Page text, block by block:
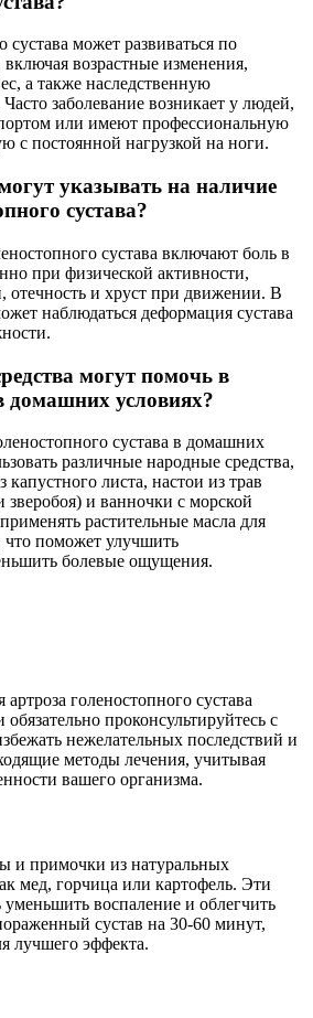
сустава может развиваться по
возрастные изменения,
а также наследственную
заболевание возникает у людей,
или имеют профессиональную
с постоянной нагрузкой на ноги.
указывать на наличие
сустава?
сустава включают боль в
при физической активности,
отечность и хруст при движении. В
наблюдаться деформация сустава
могут помочь в
домашних условиях?
сустава в домашних
различные народные средства,
капустного листа, настои из трав
и ванночки с морской
растительные масла для
что поможет улучшить
болевые ощущения.
голеностопного сустава
проконсультируйтесь с
нежелательных последствий и
методы лечения, учитывая
вашего организма.
и примочки из натуральных
мед, горчица или картофель. Эти
уменьшить воспаление и облегчить
сустав на 30-60 минут,
лучшего эффекта.